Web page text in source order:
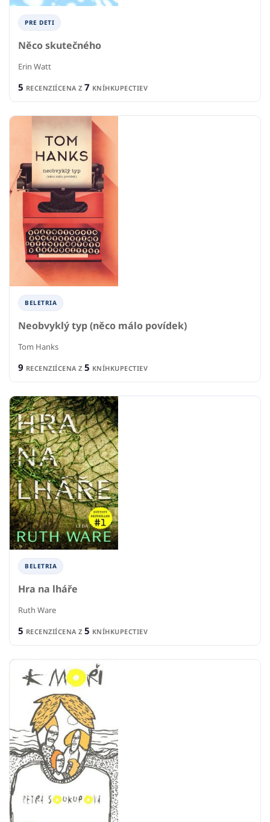
PRE DETI
Něco skutečného
Erin Watt
5 RECENZIÍCENA Z 7 KNÍHKUPECTIEV
BELETRIA
Neobvyklý typ (něco málo povídek)
Tom Hanks
9 RECENZIÍCENA Z 5 KNÍHKUPECTIEV
BELETRIA
Hra na lháře
Ruth Ware
5 RECENZIÍCENA Z 5 KNÍHKUPECTIEV